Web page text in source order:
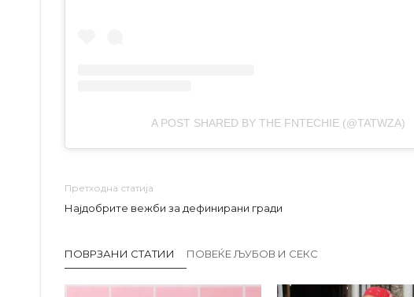
A POST SHARED BY THE FNTECHIE (@TATWZA)
Претходна статија
Најдобрите вежби за дефинирани гради
ПОВРЗАНИ СТАТИИ ПОВЕЌЕ ЉУБОВ И СЕКС